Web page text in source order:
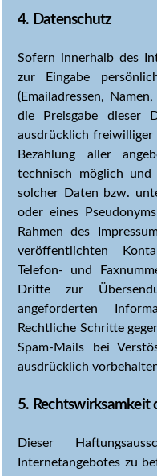
4. Datenschutz
Sofern innerhalb des
zur Eingabe
(Emailadressen,
die Preisgabe dieser
ausdrücklich freiwilliger
Bezahlung aller
technisch möglich
solcher Daten bzw.
oder eines
Rahmen des
veröffentlichten
Telefon- und
Dritte zur
angeforderten
Rechtliche Schritte
Spam-Mails bei
ausdrücklich
5. Rechtswirksamkeit
Dieser
Internetangebotes zu